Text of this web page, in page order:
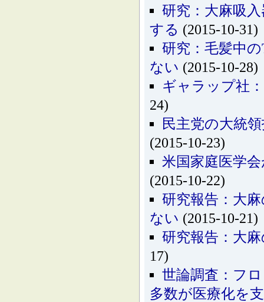
研究：大麻吸
する (2015-10-31)
研究：毛髪中
ない (2015-10-28)
ギャラップ社
24)
民主党の大統
(2015-10-23)
米国家庭医学
(2015-10-22)
研究報告：大
ない (2015-10-21)
研究報告：大
17)
世論調査：フ
多数が医療化を